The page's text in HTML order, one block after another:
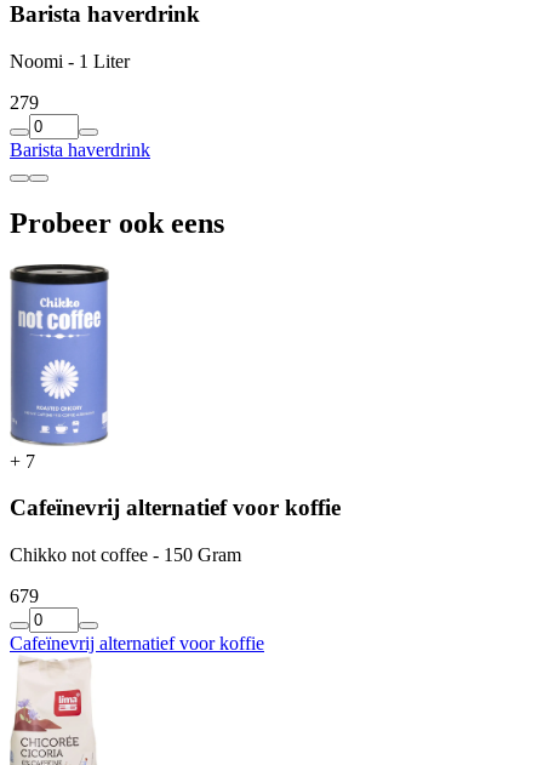
Barista haverdrink
Noomi - 1 Liter
279
Barista haverdrink
Probeer ook eens
+ 7
Cafeïnevrij alternatief voor koffie
Chikko not coffee - 150 Gram
679
Cafeïnevrij alternatief voor koffie